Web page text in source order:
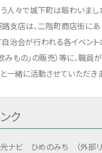
人々で城下町は賑わいまし
支店は、二階町商店街にあ
治会が行われる各イベント
飲みもの」の販売）等に、職員
一緒に活動させていただき
ク
ナビ ひめのみち （外部リ